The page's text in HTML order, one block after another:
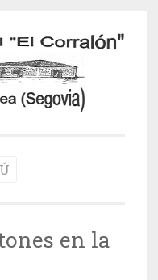
en la